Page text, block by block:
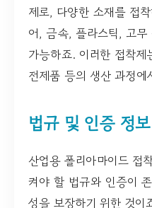
제로, 다양한 소재를 접
어, 금속, 플라스틱, 고무
가능하죠. 이러한 접착
전제품 등의 생산 과정에
법규 및 인증 정보
산업용 폴리아마이드 접
켜야 할 법규와 인증이
성을 보장하기 위한 것